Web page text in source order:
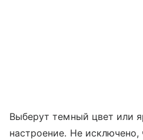
Выберут темный цвет или
настроение. Не